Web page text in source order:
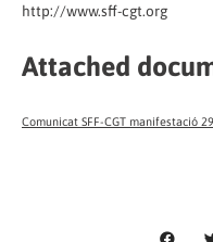
http://www.sff-cgt.org
Attached
Comunicat SFF-CGT manifestació